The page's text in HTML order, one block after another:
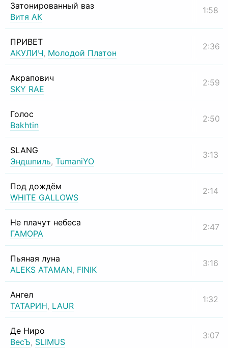
Затонированный ваз
Витя АК
1:58
ПРИВЕТ
АКУЛИЧ, Молодой Платон
2:36
Акрапович
SKY RAE
2:59
Голос
Bakhtin
2:50
SLANG
Эндшпиль, TumaniYO
3:13
Под дождём
WHITE GALLOWS
2:14
Не плачут небеса
ГАМОРА
2:47
Пьяная луна
ALEKS ATAMAN, FINIK
3:16
Ангел
ТАТАРИН, LAUR
1:32
Де Ниро
ВесЪ, SLIMUS
3:07